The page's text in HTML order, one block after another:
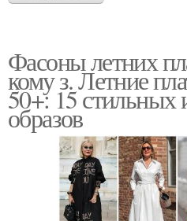
Фасоны летних
кому з. Летние
50+: 15
образов